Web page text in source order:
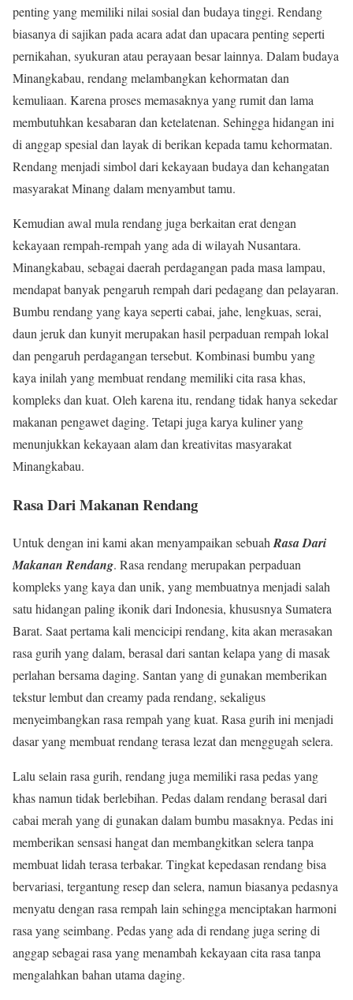
penting yang memiliki nilai sosial dan budaya tinggi. Rendang
biasanya di sajikan pada acara adat dan upacara penting seperti
pernikahan, syukuran atau perayaan besar lainnya. Dalam budaya
Minangkabau, rendang melambangkan kehormatan dan
kemuliaan. Karena proses memasaknya yang rumit dan lama
membutuhkan kesabaran dan ketelatenan. Sehingga hidangan ini
di anggap spesial dan layak di berikan kepada tamu kehormatan.
Rendang menjadi simbol dari kekayaan budaya dan kehangatan
masyarakat Minang dalam menyambut tamu.
Kemudian awal mula rendang juga berkaitan erat dengan
kekayaan rempah-rempah yang ada di wilayah Nusantara.
Minangkabau, sebagai daerah perdagangan pada masa lampau,
mendapat banyak pengaruh rempah dari pedagang dan pelayaran.
Bumbu rendang yang kaya seperti cabai, jahe, lengkuas, serai,
daun jeruk dan kunyit merupakan hasil perpaduan rempah lokal
dan pengaruh perdagangan tersebut. Kombinasi bumbu yang
kaya inilah yang membuat rendang memiliki cita rasa khas,
kompleks dan kuat. Oleh karena itu, rendang tidak hanya sekedar
makanan pengawet daging. Tetapi juga karya kuliner yang
menunjukkan kekayaan alam dan kreativitas masyarakat
Minangkabau.
Rasa Dari Makanan Rendang
Untuk dengan ini kami akan menyampaikan sebuahRasa Dari
Makanan Rendang. Rasa rendang merupakan perpaduan
kompleks yang kaya dan unik, yang membuatnya menjadi salah
satu hidangan paling ikonik dari Indonesia, khususnya Sumatera
Barat. Saat pertama kali mencicipi rendang, kita akan merasakan
rasa gurih yang dalam, berasal dari santan kelapa yang di masak
perlahan bersama daging. Santan yang di gunakan memberikan
tekstur lembut dan creamy pada rendang, sekaligus
menyeimbangkan rasa rempah yang kuat. Rasa gurih ini menjadi
dasar yang membuat rendang terasa lezat dan menggugah selera.
Lalu selain rasa gurih, rendang juga memiliki rasa pedas yang
khas namun tidak berlebihan. Pedas dalam rendang berasal dari
cabai merah yang di gunakan dalam bumbu masaknya. Pedas ini
memberikan sensasi hangat dan membangkitkan selera tanpa
membuat lidah terasa terbakar. Tingkat kepedasan rendang bisa
bervariasi, tergantung resep dan selera, namun biasanya pedasnya
menyatu dengan rasa rempah lain sehingga menciptakan harmoni
rasa yang seimbang. Pedas yang ada di rendang juga sering di
anggap sebagai rasa yang menambah kekayaan cita rasa tanpa
mengalahkan bahan utama daging.